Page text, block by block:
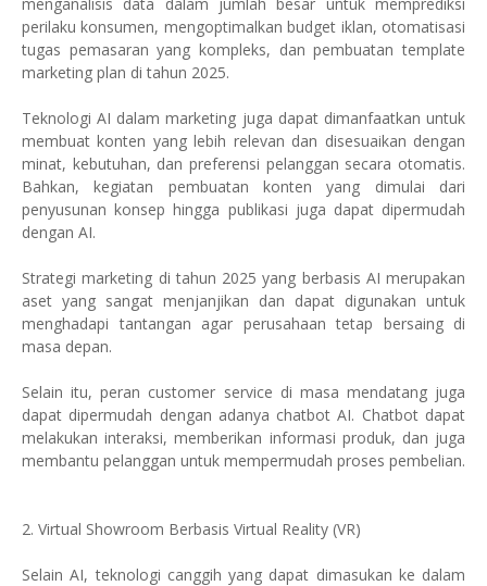
perilaku konsumen, mengoptimalkan budget iklan, otomatisasi
tugas pemasaran yang kompleks, dan pembuatan template
marketing plan di tahun 2025.
Teknologi AI dalam marketing juga dapat dimanfaatkan untuk
membuat konten yang lebih relevan dan disesuaikan dengan
minat, kebutuhan, dan preferensi pelanggan secara otomatis.
Bahkan, kegiatan pembuatan konten yang dimulai dari
penyusunan konsep hingga publikasi juga dapat dipermudah
dengan AI.
Strategi marketing di tahun 2025 yang berbasis AI merupakan
aset yang sangat menjanjikan dan dapat digunakan untuk
menghadapi tantangan agar perusahaan tetap bersaing di
masa depan.
Selain itu, peran customer service di masa mendatang juga
dapat dipermudah dengan adanya chatbot AI. Chatbot dapat
melakukan interaksi, memberikan informasi produk, dan juga
membantu pelanggan untuk mempermudah proses pembelian.
2. Virtual Showroom Berbasis Virtual Reality (VR)
Selain AI, teknologi canggih yang dapat dimasukan ke dalam